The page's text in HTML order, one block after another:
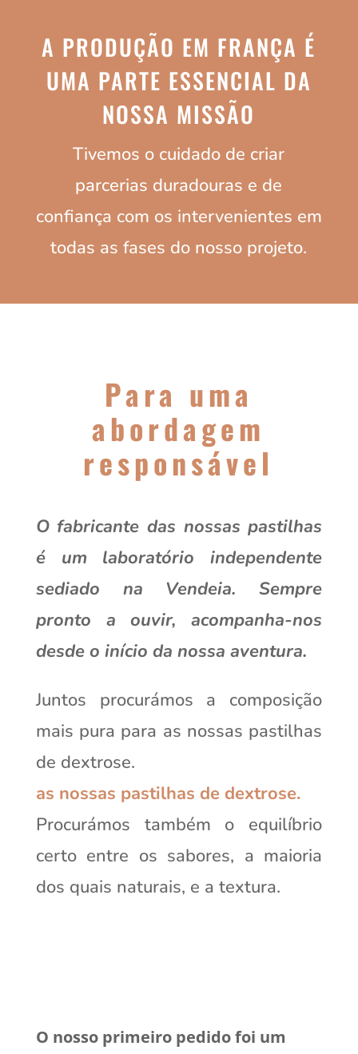
A PRODUÇÃO EM FRANÇA É
UMA PARTE ESSENCIAL DA
NOSSA MISSÃO
Tivemos o cuidado de criar
parcerias duradouras e de
confiança com os intervenientes em
todas as fases do nosso projeto.
Para uma
abordagem
responsável
O fabricante das nossas pastilhas
é um laboratório independente
sediado na Vendeia. Sempre
pronto a ouvir, acompanha-nos
desde o início da nossa aventura.
Juntos procurámos a composição
mais pura para as nossas pastilhas
de dextrose.
as nossas pastilhas de dextrose.
Procurámos também o equilíbrio
certo entre os sabores, a maioria
dos quais naturais, e a textura.
O nosso primeiro pedido foi um